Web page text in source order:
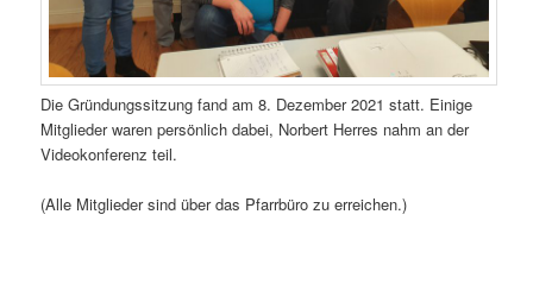
Die Gründungssitzung fand am 8. Dezember 2021 statt. Einige
Mitglieder waren persönlich dabei, Norbert Herres nahm an der
Videokonferenz teil.
(Alle Mitglieder sind über das Pfarrbüro zu erreichen.)